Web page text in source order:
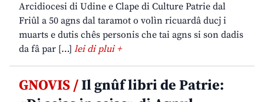
Arcidiocesi di Udine e Clape di Culture Patrie dal
Friûl a 50 agns dal taramot o volìn ricuardâ ducj i
muarts e dutis chês personis che tai agns si son dadis
da fâ par […] lei di plui +
GNOVIS /Il gnûf libri de Patrie: